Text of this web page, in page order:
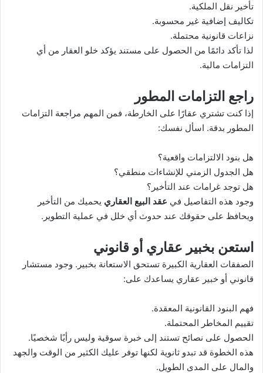
تأخير نقل الملكية.
تكاليف إضافية غير محسوبة.
نزاعات قانونية محتملة.
لذا تأكد دائمًا من الحصول على مستند يؤكد خلو العقار من أي
التزامات مالية.
راجع التزامات المطور
إذا كنت تشتري عقارًا على الخارطة، فمن المهم مراجعة التزامات
المطور بدقة. اسأل نفسك:
هل بنود الالتزامات واقعية؟
هل الجدول الزمني للإنشاءات منطقي؟
هل توجد غرامات عند التأخير؟
وجود هذه التفاصيل في عقد البيع العقاري يحميك من التأخير
ويحافظ على حقوقك عند حدوث أي خلل في عملية التطوير.
استعن بخبير عقاري أو قانوني
الصفقات العقارية الكبيرة تستحق الاستعانة بخبير. وجود مستشار
قانوني أو خبير عقاري يساعدك على:
فهم البنود القانونية المعقدة.
تقييم المخاطر المحتملة.
الحصول على نصائح تستند إلى خبرة سوقية وليس رأيًا شخصيًا.
هذه الخطوة قد تبدو ثانوية لكنها توفر عليك الكثير من الوقت والجهد
والمال على المدى الطويل.